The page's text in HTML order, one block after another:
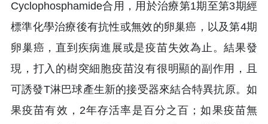
Cyclophosphamide合用，用於治療第1期至第3期經
標準化學治療後有抗性或無效的卵巢癌，以及第4期
卵巢癌，直到疾病進展或是疫苗失效為止。結果發
現，打入的樹突細胞疫苗沒有很明顯的副作用，且
可誘發T淋巴球產生新的接受器來結合特異抗原。如
果疫苗有效，2年存活率是百分之百；如果疫苗無